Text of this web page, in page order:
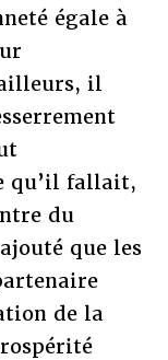
égale à
il
qu’il fallait,
du
que les
de la